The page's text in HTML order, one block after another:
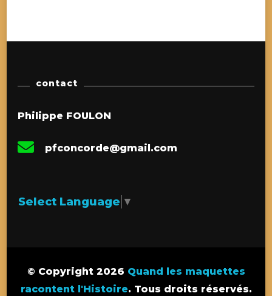
contact
Philippe FOULON
pfconcorde@gmail.com
Select Language ▼
© Copyright 2026 Quand les maquettes
racontent l'Histoire. Tous droits réservés.